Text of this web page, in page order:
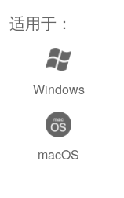
适用于：
Windows
macOS